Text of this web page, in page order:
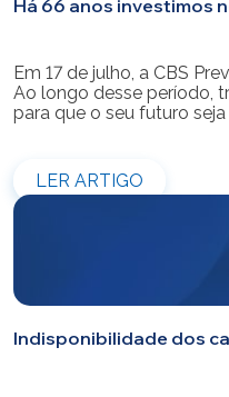
Há 66 anos investimos
Em 17 de julho, a CBS
Ao longo desse período,
para que o seu futuro
eficiência e transparência
de 39 mil participantes.
LER ARTIGO
Indisponibilidade dos